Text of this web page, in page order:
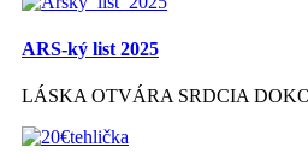
ARS-ký list 2025
LÁSKA OTVÁRA SRDCIA